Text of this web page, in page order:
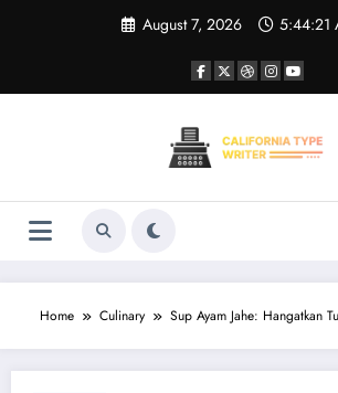
August 7, 2026 5:44:21
Home Culinary Sup Ayam Jahe: Hangatkan